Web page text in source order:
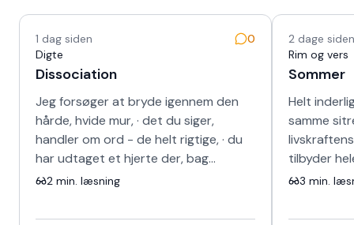
1 dag siden
0
Digte
Dissociation
Jeg forsøger at bryde igennem den
hårde, hvide mur, · det du siger,
handler om ord - de helt rigtige, · du
har udtaget et hjerte der, bag
skinnet, · kunne ikke længere banke i
2 min. læsning
2 dage siden
Rim og vers
Sommer
Helt
samme
tilbyder
sang for
3 min.